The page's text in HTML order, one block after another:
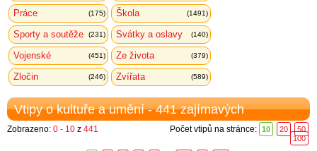
Práce (175) Škola (1491)
Sporty a soutěže (231) Svátky a oslavy (140)
Vojenské (451) Ze života (379)
Zločin (246) Zvířata (589)
Vtipy o kultuře a umění - 441 zajímavých
Zobrazeno: 0 - 10 z 441 Počet vtipů na stránce: 10 20
50
100